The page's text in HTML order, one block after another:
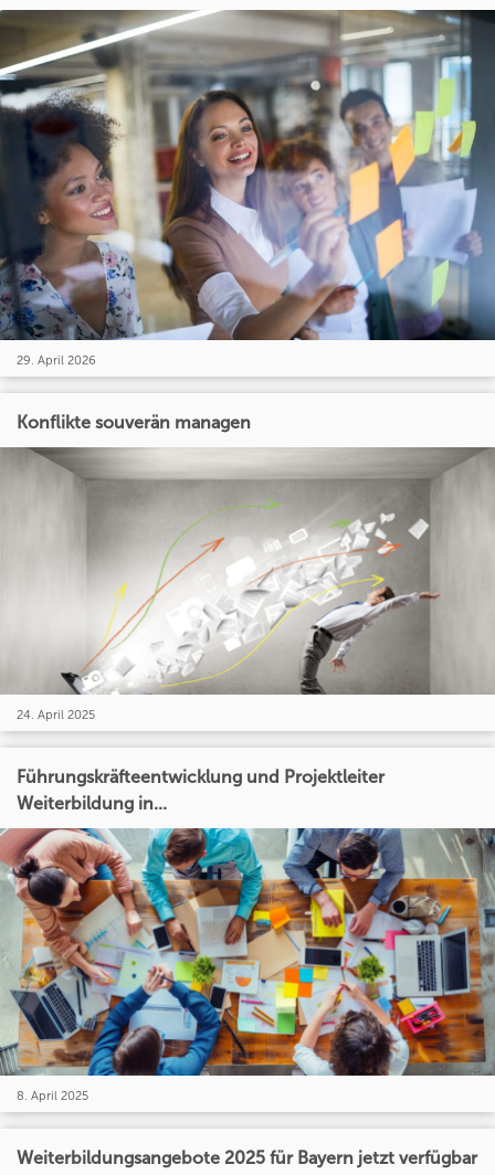
29. April 2026
Konflikte souverän managen
24. April 2025
Führungskräfteentwicklung und Projektleiter
Weiterbildung in...
8. April 2025
Weiterbildungsangebote 2025 für Bayern jetzt verfügbar